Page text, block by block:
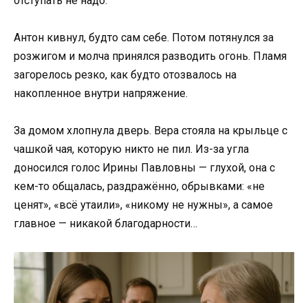
Антон кивнул, будто сам себе. Потом потянулся за
розжигом и молча принялся разводить огонь. Пламя
загорелось резко, как будто отозвалось на
накопленное внутри напряжение.
За домом хлопнула дверь. Вера стояла на крыльце с
чашкой чая, которую никто не пил. Из-за угла
доносился голос Ирины Павловны — глухой, она с
кем-то общалась, раздражённо, обрывками: «не
ценят», «всё утаили», «никому не нужны», а самое
главное — никакой благодарности…